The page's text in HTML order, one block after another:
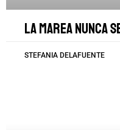
La marea nunca
STEFANIA DELAFUENTE